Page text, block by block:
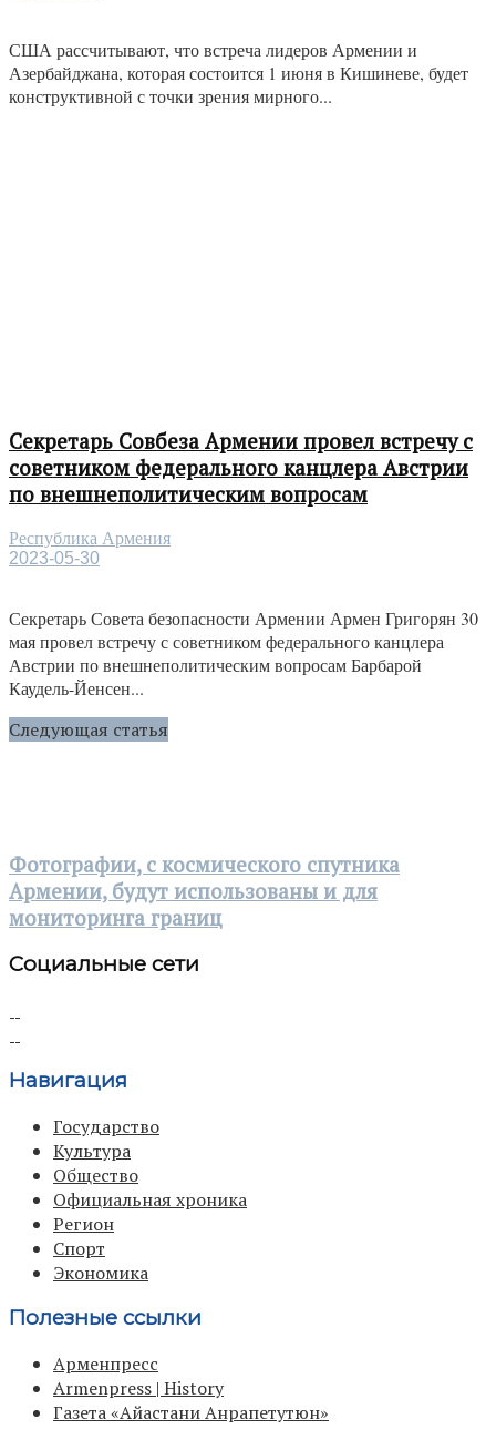
США рассчитывают, что встреча лидеров Армении и
Азербайджана, которая состоится 1 июня в Кишиневе, будет
конструктивной с точки зрения мирного...
Секретарь Совбеза Армении провел встречу с
советником федерального канцлера Австрии
по внешнеполитическим вопросам
Республика Армения
2023-05-30
Секретарь Совета безопасности Армении Армен Григорян 30
мая провел встречу с советником федерального канцлера
Австрии по внешнеполитическим вопросам Барбарой
Каудель-Йенсен...
Следующая статья
Фотографии, с космического спутника
Армении, будут использованы и для
мониторинга границ
Социальные сети
Навигация
Государство
Культура
Общество
Официальная хроника
Регион
Спорт
Экономика
Полезные ссылки
Арменпресс
Armenpress | History
Газета «Айастани Анрапетутюн»